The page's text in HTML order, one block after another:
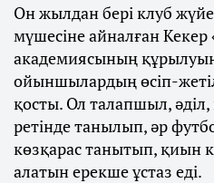
Он жылдан бері клуб
мүшесіне айналған Кекер
академиясының
ойыншылардың өсіп-
қосты. Ол талапшыл,
ретінде танылып, әр
көзқарас танытып, қиын
алатын ерекше ұстаз еді.